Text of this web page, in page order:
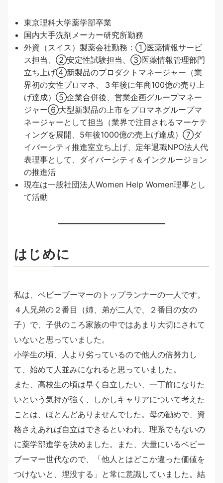
東京理科大学薬学部卒業
国内大手洗剤メーカー研究所勤務
外資（スイス）製薬会社勤務：①医薬情報サービ
ス担当、②安定性試験担当、③医薬情報管理部門
立ち上げ④新製品のプロダクトマネージャー（業
界初の女性プロマネ、３年後に年商100億の売り上
げ達成）⑤企業合併後、営業企画グループマネー
ジャー⑥大型新製品の上市をプロマネグループマ
ネージャーとして担当（業界で注目されるマーケテ
ィングを展開、5年後1000億の売上げ達成）⑦ダ
イバーシティ推進室立ち上げ、定年退職NPO法人代
表理事として、ダイバーシティ＆インクルージョン
の推進活
現在は一般社団法人Women Help Women理事とし
て活動
はじめに
私は、ベビーブーマーのトップランナーの一人です。
４人兄弟の２番目（姉、弟が二人で、２番目の女の
子）で、子供のころ家族の中ではあまり大切にされて
いないと思っていました。
小学生の頃、人より劣っているので他人の倍努力し
て、始めて人並みになれると思っていました。
また、高校生の頃は早く自立したい、一丁前になりた
いという気持が強く、しかしキャリアについて考えた
ことは、ほとんどありませんでした。母の勧めで、資
格さえあれば自立はできるといわれ、理系でもないの
に薬学部進学を決めました。また、大量にいるベビー
ブーマー世代なので、「他人とはどこか違った価値を
つけないと、埋没する」と常に意識していました。結